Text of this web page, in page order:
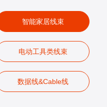
智能家居线束
电动工具类线束
数据线&Cable线